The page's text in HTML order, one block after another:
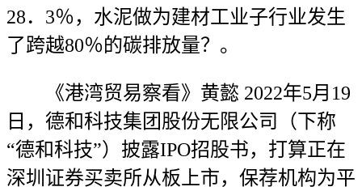
28．3％，水泥做为建材工业子行业发生
了跨越80％的碳排放量？。
《港湾贸易察看》黄懿 2022年5月19
日，德和科技集团股份无限公司（下称
“德和科技”）披露IPO招股书，打算正在
深圳证券买卖所从板上市，保荐机构为平